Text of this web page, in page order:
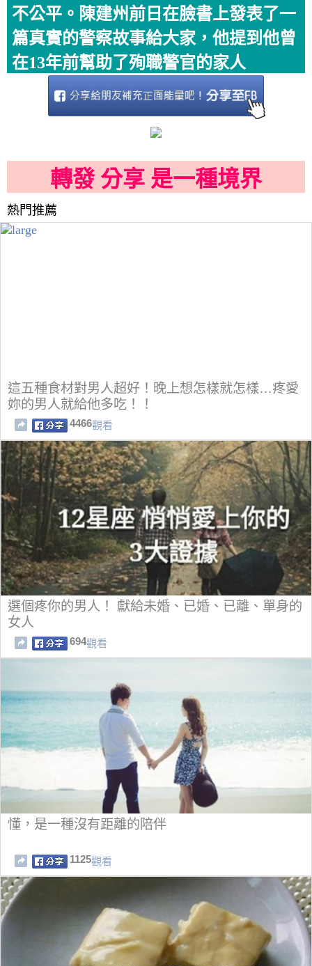
不公平。陳建州前日在臉書上發表了一
篇真實的警察故事給大家，他提到他曾
在13年前幫助了殉職警官的家人
轉發 分享 是一種境界
熱門推薦
這五種食材對男人超好！晚上想怎樣就怎樣…疼愛
妳的男人就給他多吃！！
4466觀看
選個疼你的男人！ 獻給未婚、已婚、已離、單身的
女人
694觀看
懂，是一種沒有距離的陪伴
1125觀看